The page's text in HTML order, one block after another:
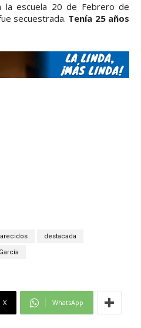
la escuela 20 de Febrero de
secuestrada. Tenía 25 años
destacada
X WhatsApp